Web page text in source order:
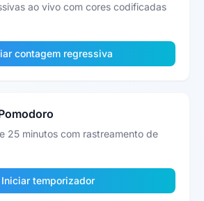
ao vivo com cores codificadas
contagem regressiva
25 minutos com rastreamento de
Iniciar temporizador